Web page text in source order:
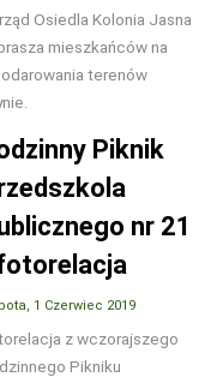
Osiedla Kolonia Jasna
mieszkańców na
terenów
Piknik
nr 21
1 Czerwiec 2019
z wczorajszego
Pikniku